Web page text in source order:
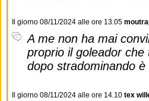
Il giorno 08/11/2024 alle ore 13.05
A me non ha mai
proprio il goleador
dopo stradominando
Il giorno 08/11/2024 alle ore 14.10 tex